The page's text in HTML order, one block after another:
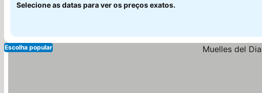
Selecione as datas para ver os preços exatos.
Escolha popular